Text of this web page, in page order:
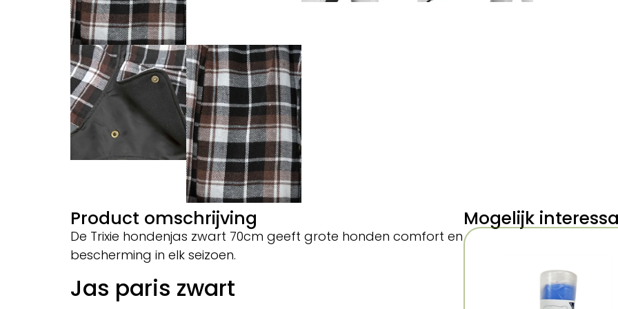
Product omschrijving
De Trixie hondenjas zwart 70cm geeft grote honden comfort en
bescherming in elk seizoen.
Jas paris zwart
Mogelijk